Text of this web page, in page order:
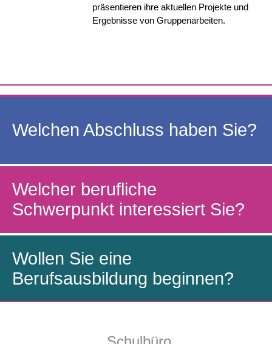
präsentieren ihre aktuellen Projekte und
Ergebnisse von Gruppenarbeiten.
Welchen Abschluss haben Sie?
Welcher berufliche
Schwerpunkt interessiert Sie?
Wollen Sie eine
Berufsausbildung beginnen?